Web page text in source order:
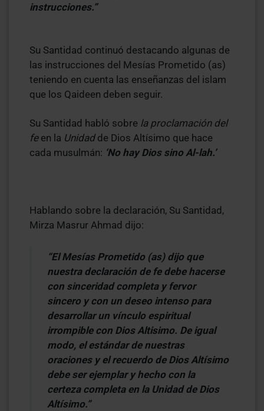
instrucciones.”
Su Santidad continuó destacando algunas de
las instrucciones del Mesías Prometido (as)
teniendo en cuenta las enseñanzas del islam
que los Qaideen deben seguir.
Su Santidad habló sobre la proclamación del
feen la Unidad de Dios Altísimo que hace
cada musulmán: ‘No hay Dios sino Al-lah.’
Hablando sobre la declaración, Su Santidad,
Mirza Masrur Ahmad dijo:
“El Mesías Prometido (as) dijo que
nuestra declaración de fe debe hacerse
con sinceridad completa y fervor
sincero y con un deseo intenso para
desarrollar un vínculo espiritual
irrompible con Dios Altisimo. De igual
modo, el estándar de nuestras
oraciones y el recuerdo de Dios Altísimo
debe ser ejemplar y hecho con la
certeza completa en la Unidad de Dios
Altísimo.”